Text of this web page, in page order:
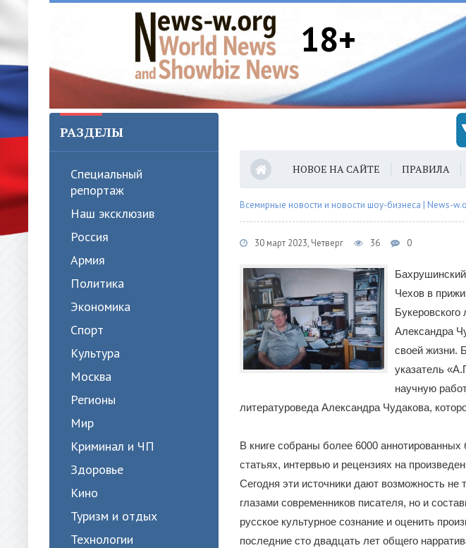
18+
РАЗДЕЛЫ
Специальный
репортаж
Наш эксклюзив
Россия
Армия
Политика
Экономика
Спорт
Культура
Москва
Регионы
Мир
Криминал и ЧП
Здоровье
Кино
Туризм и отдых
Технологии
НОВОЕ НА САЙТЕ ПРАВИЛА
Всемирные новости и новости шоу-бизнеса | News-
30 март 2023, Четверг 36 0
Чехов в
Букеровского
Александра
своей жизни.
указатель
научную
литературоведа Александра Чудакова,
В книге собраны более 6000
статьях, интервью и рецензиях на
Сегодня эти источники дают возможность не
глазами современников писателя, но и
русское культурное сознание и оценить
последние сто двадцать лет общего